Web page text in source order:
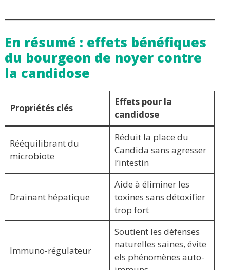
En résumé : effets bénéfiques
du bourgeon de noyer contre
la candidose
Propriétés clés
Effets pour la
candidose
Rééquilibrant du
microbiote
Réduit la place du
Candida sans agresser
l’intestin
Drainant hépatique
Aide à éliminer les
toxines sans détoxifier
trop fort
Immuno-régulateur
Soutient les défenses
naturelles saines, évite
els phénomènes auto-